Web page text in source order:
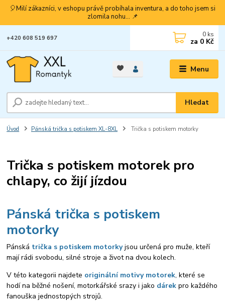
🎈Milí zákazníci, v eshopu právě probíhala inventura, a do toho jsem si
zlomila nohu... 📌
Menu
Hledat
+420 608 519 697 0 ks
za 0 Kč
Úvod Pánská trička s potiskem XL-8XL Trička s potiskem motorky
Trička s potiskem motorek pro
chlapy, co žijí jízdou
Pánská trička s potiskem
motorky
Pánská trička s potiskem motorkyjsou určená pro muže, kteří
mají rádi svobodu, silné stroje a život na dvou kolech.
V této kategorii najdete originální motivy motorek, které se
hodí na běžné nošení, motorkářské srazy i jako dárek pro každého
fanouška jednostopých strojů.